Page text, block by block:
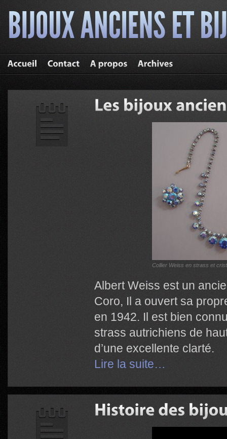
Collier Weiss en strass et
Albert Weiss est un
Coro, Il a ouvert sa
en 1942. Il est bien
strass autrichiens de
d’une excellente clarté.
Lire la suite…